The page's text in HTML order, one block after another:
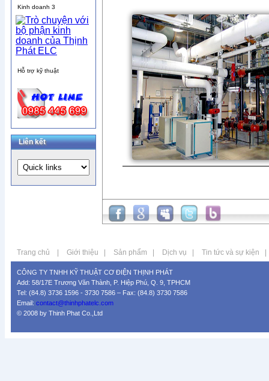
Kinh doanh 3
Hỗ trợ kỹ thuật
Liên kết
Trang chủ Giới thiệu Sản phẩm Dịch vụ Tin tức và sự kiện
CÔNG TY TNHH KỸ THUẬT CƠ ĐIỆN THỊNH PHÁT
Add: 58/17E Trương Văn Thành, P. Hiệp Phú, Q. 9, TPHCM
Tel: (84.8) 3736 1596 - 3730 7586 – Fax: (84.8) 3730 7586
Email: contact@thinhphatelc.com
© 2008 by Thinh Phat Co.,Ltd